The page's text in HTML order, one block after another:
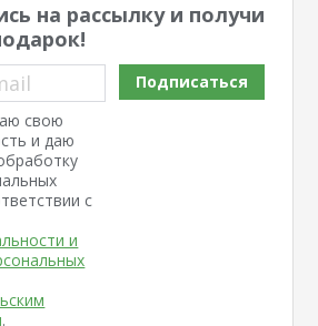
на рассылку и получи
свою
и даю
с
и
.
Подписаться